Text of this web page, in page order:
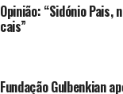
Opinião: “Sidónio Pais,
cais”
Fundação Gulbenkian